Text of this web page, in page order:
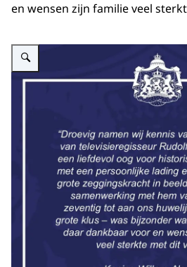
en wensen zijn familie veel
Vergroot afbeelding Reactie van Koning